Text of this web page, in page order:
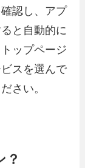
認し、アプ
と自動的に
ップページ
スを選んで
さい。
？